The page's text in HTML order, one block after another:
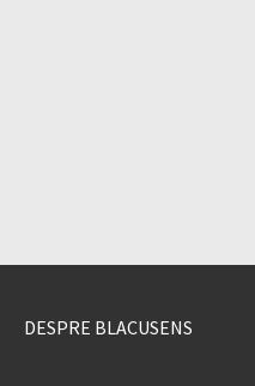
DESPRE BLACUSENS